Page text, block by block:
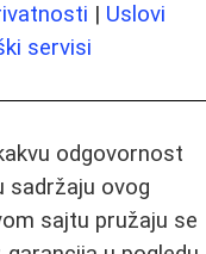
| Uslovi
servisi
odgovornost
sadržaju ovog
sajtu pružaju se